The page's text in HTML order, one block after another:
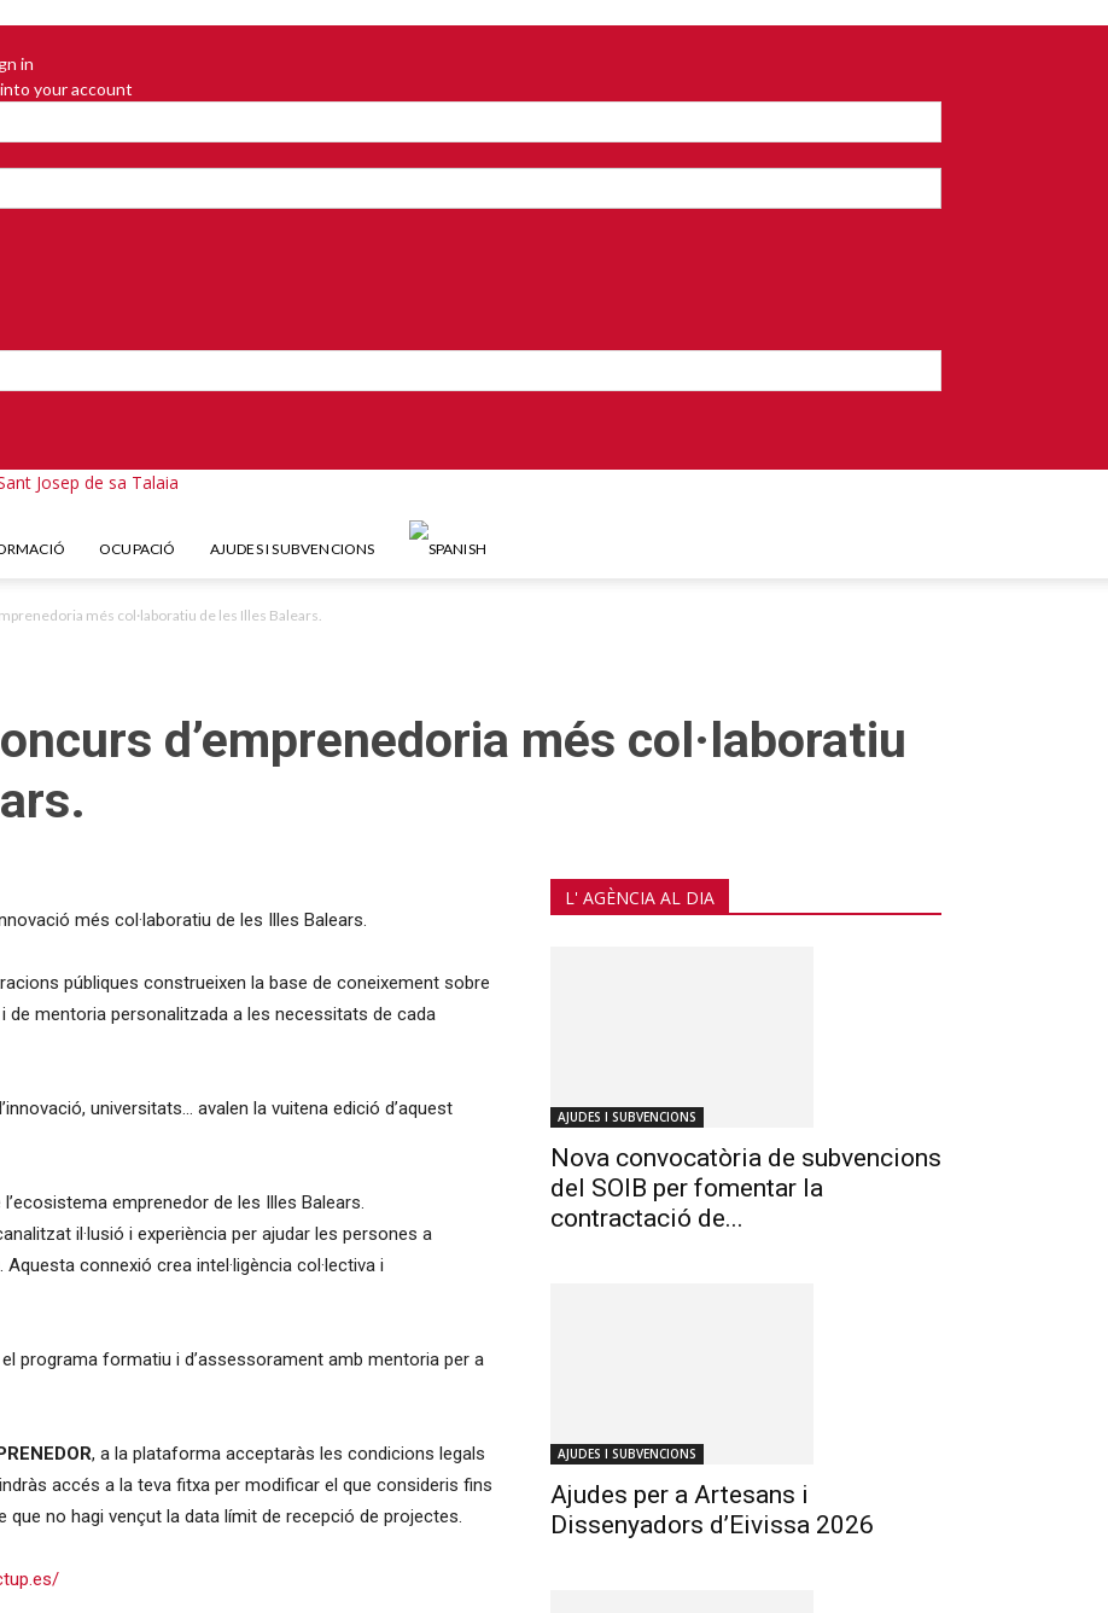
in
your account
Josep de sa Talaia
OCUPACIÓ AJUDES I SUBVENCIONS
més col·laboratiu de les Illes Balears.
d’emprenedoria més col·laboratiu
més col·laboratiu de les Illes Balears.
públiques construeixen la base de coneixement sobre
mentoria personalitzada a les necessitats de cada
universitats… avalen la vuitena edició d’aquest
emprenedor de les Illes Balears.
il·lusió i experiència per ajudar les persones a
connexió crea intel·ligència col·lectiva i
programa formatiu i d’assessorament amb mentoria per a
, a la plataforma acceptaràs les condicions legals
accés a la teva fitxa per modificar el que consideris fins
que no hagi vençut la data límit de recepció de projectes.
L' AGÈNCIA AL DIA
AJUDES I SUBVENCIONS
Nova convocatòria de subvencions
del SOIB per fomentar la
contractació de...
AJUDES I SUBVENCIONS
Ajudes per a Artesans i
Dissenyadors d’Eivissa 2026